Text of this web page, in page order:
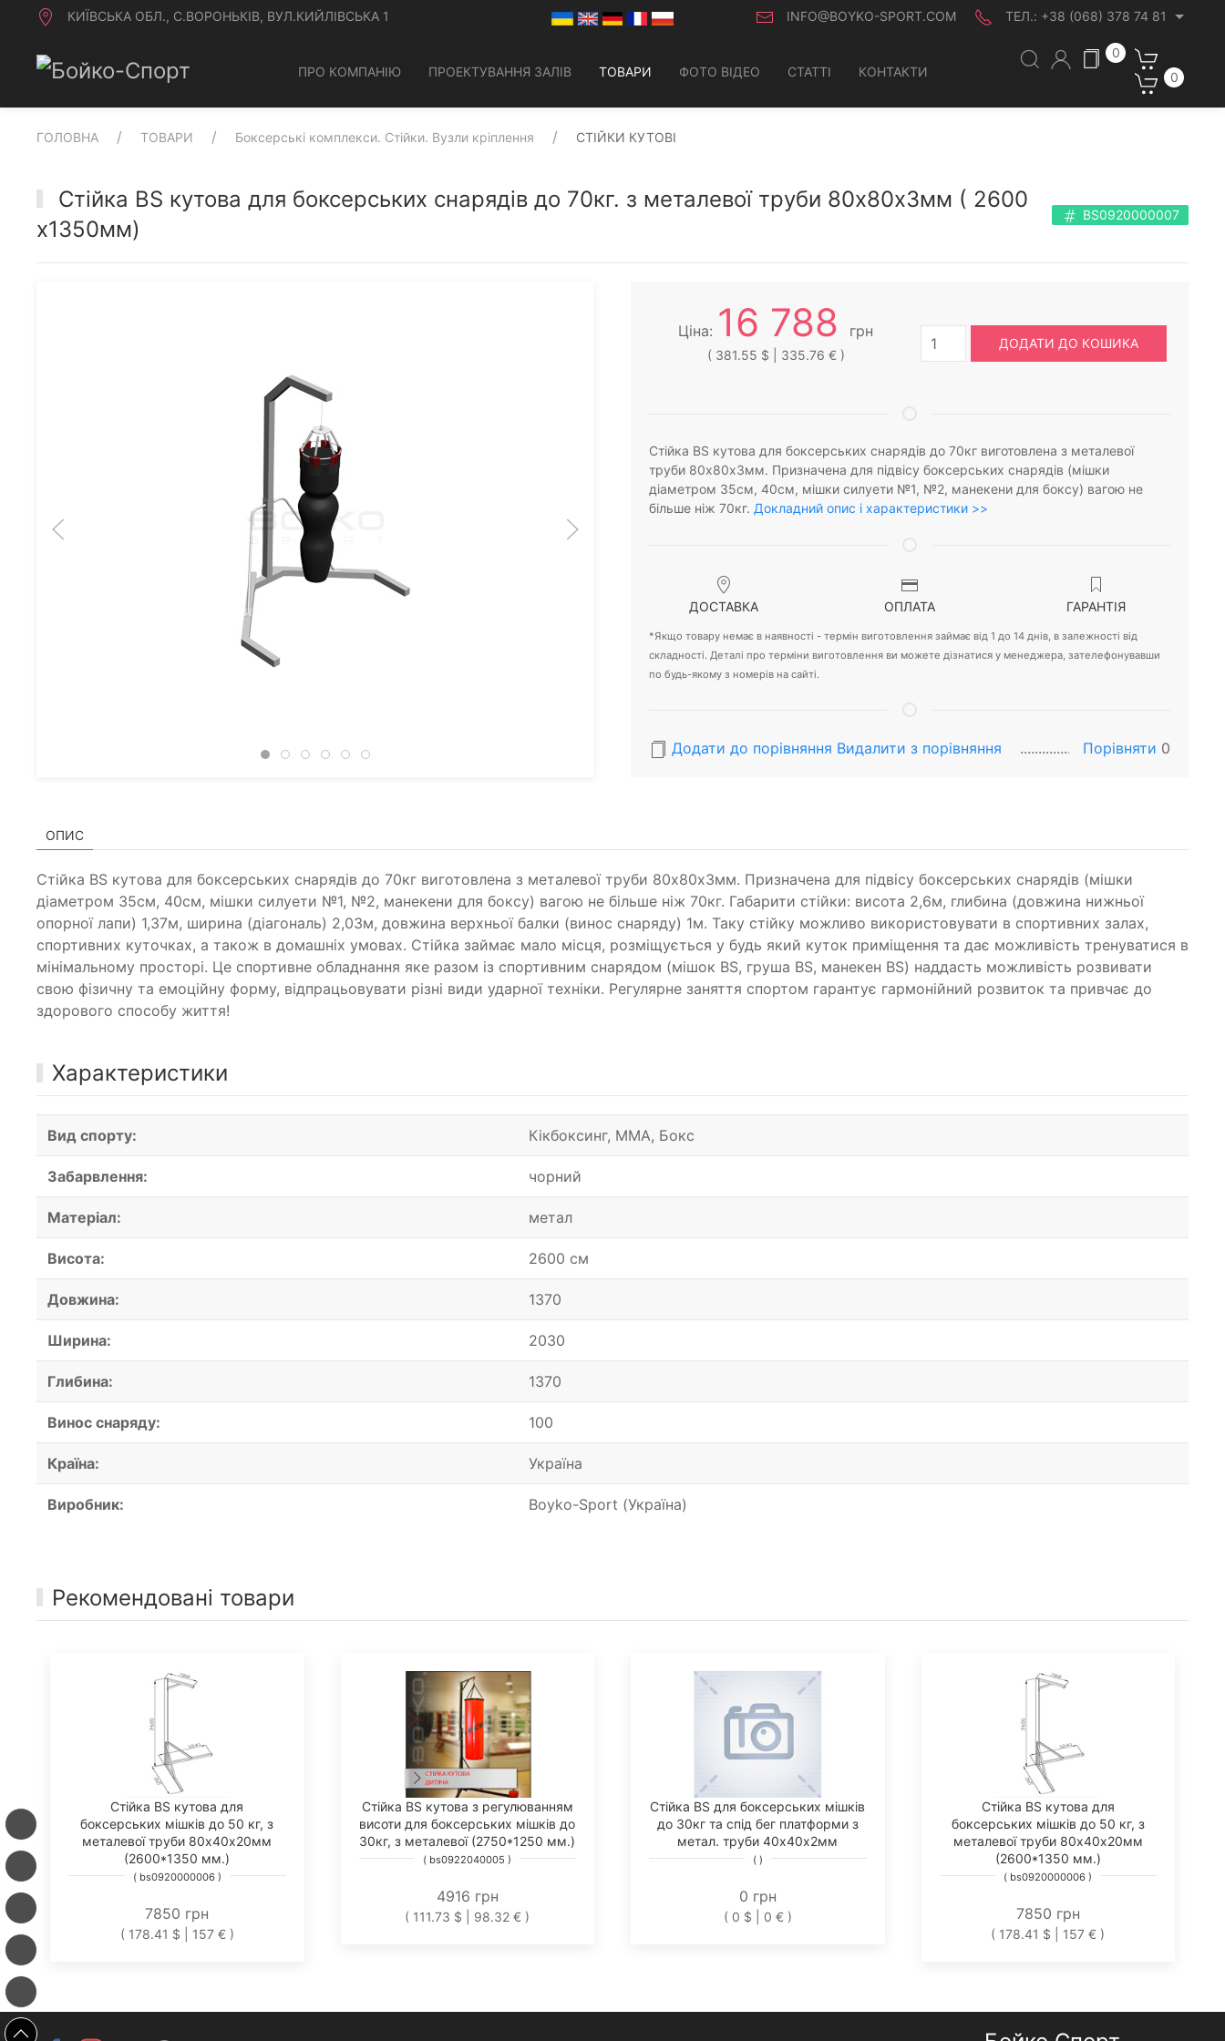
КИЇВСЬКА ОБЛ., С.ВОРОНЬКІВ, ВУЛ.КИЙЛІВСЬКА 1 INFO@BOYKO-SPORT.COM ТЕЛ.: +38 (068) 378 74 81
ПРО КОМПАНІЮ ПРОЕКТУВАННЯ ЗАЛІВ ТОВАРИ ФОТО ВІДЕО СТАТТІ КОНТАКТИ
0
0
ГОЛОВНА ТОВАРИ Боксерські комплекси. Стійки. Вузли кріплення СТІЙКИ КУТОВІ
Стійка BS кутова для боксерських снарядів до 70кг. з металевої труби 80х80х3мм ( 2600
х1350мм)
BS0920000007
Ціна: 16 788 грн
( 381.55 $ | 335.76 € )
ДОДАТИ ДО КОШИКА
Стійка BS кутова для боксерських снарядів до 70кг виготовлена з металевої
труби 80х80х3мм. Призначена для підвісу боксерських снарядів (мішки
діаметром 35см, 40см, мішки силуети №1, №2, манекени для боксу) вагою не
більше ніж 70кг. Докладний опис і характеристики >>
ДОСТАВКА ОПЛАТА ГАРАНТІЯ
*Якщо товару немає в наявності - термін виготовлення займає від 1 до 14 днів, в залежності від
складності. Деталі про терміни виготовлення ви можете дізнатися у менеджера, зателефонувавши
по будь-якому з номерів на сайті.
Додати до порівняння Видалити з порiвняння Порівняти 0
ОПИС
Стійка BS кутова для боксерських снарядів до 70кг виготовлена з металевої труби 80х80х3мм. Призначена для підвісу боксерських снарядів (мішки
діаметром 35см, 40см, мішки силуети №1, №2, манекени для боксу) вагою не більше ніж 70кг. Габарити стійки: висота 2,6м, глибина (довжина нижньої
опорної лапи) 1,37м, ширина (діагональ) 2,03м, довжина верхньої балки (винос снаряду) 1м. Таку стійку можливо використовувати в спортивних залах,
спортивних куточках, а також в домашніх умовах. Стійка займає мало місця, розміщується у будь який куток приміщення та дає можливість тренуватися в
мінімальному просторі. Це спортивне обладнання яке разом із спортивним снарядом (мішок BS, груша BS, манекен BS) наддасть можливість розвивати
свою фізичну та емоційну форму, відпрацьовувати різні види ударної техніки. Регулярне заняття спортом гарантує гармонійний розвиток та привчає до
здорового способу життя!
Характеристики
Вид спорту: Кікбоксинг, ММА, Бокс
Забарвлення: чорний
Матеріал: метал
Висота: 2600 см
Довжина: 1370
Ширина: 2030
Глибина: 1370
Винос снаряду: 100
Країна: Україна
Виробник: Boyko-Sport (Україна)
Рекомендовані товари
Стійка BS кутова для
боксерських мішків до 50 кг, з
металевої труби 80х40х20мм
(2600*1350 мм.)
( bs0920000006 )
7850 грн
( 178.41 $ | 157 € )
Стійка BS кутова з регулюванням
висоти для боксерських мішків до
30кг, з металевої (2750*1250 мм.)
( bs0922040005 )
4916 грн
( 111.73 $ | 98.32 € )
Стійка BS для боксерських мішків
до 30кг та спід бег платформи з
метал. труби 40х40х2мм
( )
0 грн
( 0 $ | 0 € )
Стійка BS кутова для
боксерських мішків до 50 кг, з
металевої труби 80х40х20мм
(2600*1350 мм.)
( bs0920000006 )
7850 грн
( 178.41 $ | 157 € )